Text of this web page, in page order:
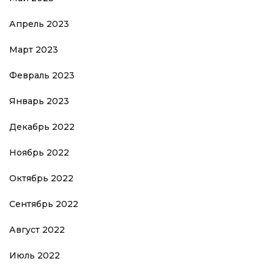
Апрель 2023
Март 2023
Февраль 2023
Январь 2023
Декабрь 2022
Ноябрь 2022
Октябрь 2022
Сентябрь 2022
Август 2022
Июль 2022